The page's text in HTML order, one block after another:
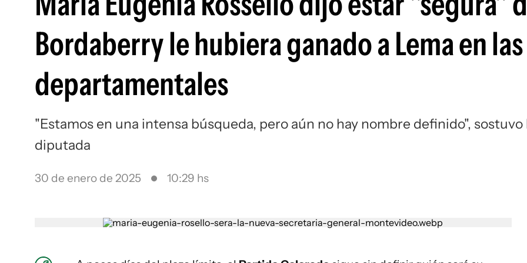
Bordaberry le hubiera ganado a Lema en las
departamentales
"Estamos en una intensa búsqueda, pero aún no hay nombre definido", sostuvo
diputada
30 de enero de 2025 10:29 hs